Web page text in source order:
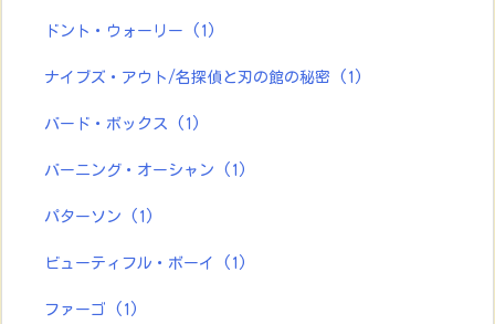
ドント・ウォーリー (1)
ナイブズ・アウト/名探偵と刃の館の秘密 (1)
バード・ボックス (1)
バーニング・オーシャン (1)
パターソン (1)
ビューティフル・ボーイ (1)
ファーゴ (1)